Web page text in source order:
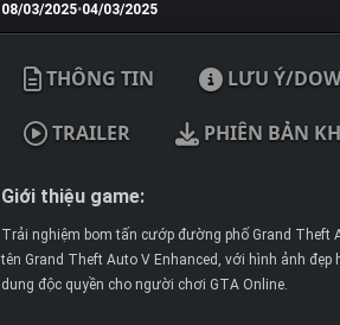
08/03/2025•04/03/2025
THÔNG TIN LƯU Ý/
TRAILER PHIÊN BẢN
Giới thiệu game:
Trải nghiệm bom tấn cướp đường phố Grand Theft
tên Grand Theft Auto V Enhanced, với hình ảnh
dung độc quyền cho người chơi GTA Online.